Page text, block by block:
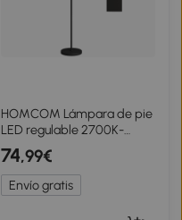
HOMCOM Lámpara de pie
LED regulable 2700K-
6000K 4150 lm 3 cabezas
giratorias Ø 25 x 170 cm
negro
74,99€
Envío gratis